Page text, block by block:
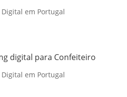
em Portugal
digital para Confeiteiro
em Portugal